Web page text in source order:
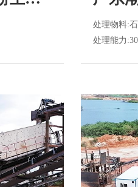
处理物料:
处理能力